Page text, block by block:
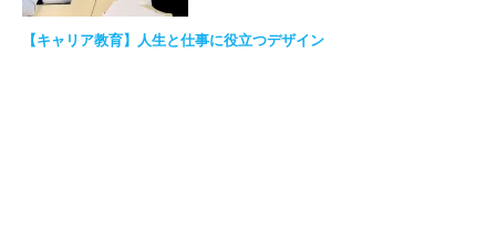
【キャリア教育】人生と仕事に役立つデザイン